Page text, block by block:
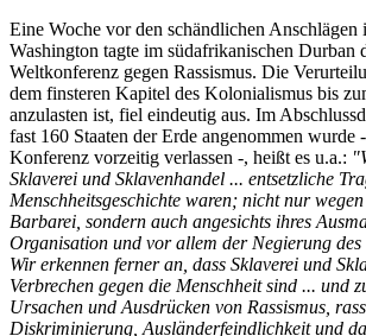
Eine Woche vor den schändlichen
Washington tagte im südafrikanischen Durban
Weltkonferenz gegen Rassismus. Die
dem finsteren Kapitel des Kolonialismus bis
anzulasten ist, fiel eindeutig aus. Im
fast 160 Staaten der Erde angenommen wurde
Konferenz vorzeitig verlassen -, heißt es u.a.:
Sklaverei und Sklavenhandel ... entsetzliche
Menschheitsgeschichte waren; nicht nur
Barbarei, sondern auch angesichts ihres
Organisation und vor allem der Negierung des
Wir erkennen ferner an, dass Sklaverei und
Verbrechen gegen die Menschheit sind ... und
Ursachen und Ausdrücken von Rassismus,
Diskriminierung, Ausländerfeindlichkeit und